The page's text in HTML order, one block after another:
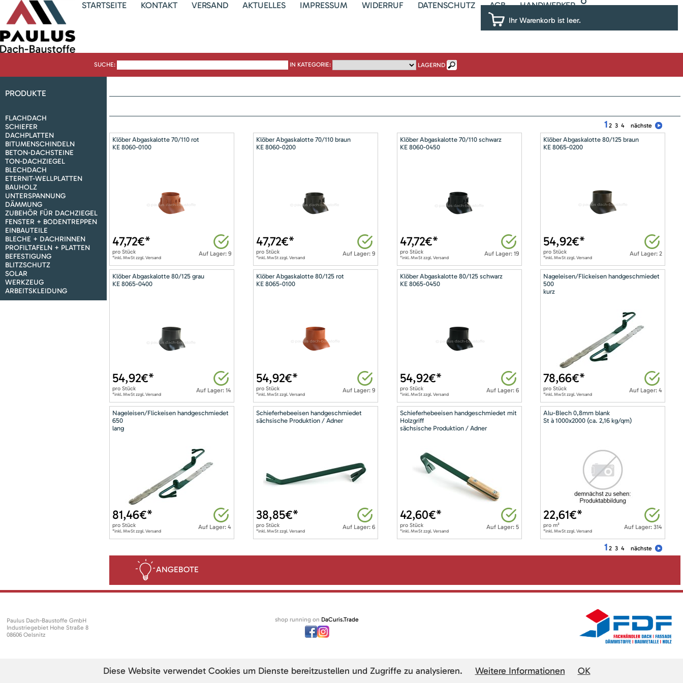
STARTSEITE KONTAKT VERSAND AKTUELLES IMPRESSUM WIDERRUF DATENSCHUTZ AGB HANDWERKER
Ihr Warenkorb ist leer.
SUCHE: IN KATEGORIE: LAGERND
PRODUKTE
FLACHDACH
SCHIEFER
DACHPLATTEN
BITUMENSCHINDELN
BETON-DACHSTEINE
TON-DACHZIEGEL
BLECHDACH
ETERNIT-WELLPLATTEN
BAUHOLZ
UNTERSPANNUNG
DÄMMUNG
ZUBEHÖR FÜR DACHZIEGEL
FENSTER + BODENTREPPEN
EINBAUTEILE
BLECHE + DACHRINNEN
PROFILTAFELN + PLATTEN
BEFESTIGUNG
BLITZSCHUTZ
SOLAR
WERKZEUG
ARBEITSKLEIDUNG
1 2 3 4 nächste
Klöber Abgaskalotte 70/110 rot
KE 8060-0100
Auf Lager: 9
47,72€*
pro Stück
*inkl. MwSt zzgl. Versand
Klöber Abgaskalotte 70/110 braun
KE 8060-0200
Auf Lager: 9
47,72€*
pro Stück
*inkl. MwSt zzgl. Versand
Klöber Abgaskalotte 70/110 schwarz
KE 8060-0450
Auf Lager: 19
47,72€*
pro Stück
*inkl. MwSt zzgl. Versand
Klöber Abgaskalotte 80/125 braun
KE 8065-0200
Auf Lager: 2
54,92€*
proStück
*inkl. MwSt zzgl. Versand
Klöber Abgaskalotte 80/125 grau
KE 8065-0400
Auf Lager: 14
54,92€*
pro Stück
*inkl. MwSt zzgl. Versand
Klöber Abgaskalotte 80/125 rot
KE 8065-0100
Auf Lager: 9
54,92€*
pro Stück
*inkl. MwSt zzgl. Versand
Klöber Abgaskalotte 80/125 schwarz
KE 8065-0450
Auf Lager: 6
54,92€*
pro Stück
*inkl. MwSt zzgl. Versand
Nageleisen/Flickeisen handgeschmiedet
500
kurz
Auf Lager: 4
78,66€*
proStück
*inkl. MwSt zzgl. Versand
Nageleisen/Flickeisen handgeschmiedet
650
lang
Auf Lager: 4
81,46€*
pro Stück
*inkl. MwSt zzgl. Versand
Schieferhebeeisen handgeschmiedet
sächsische Produktion / Adner
Auf Lager: 6
38,85€*
pro Stück
*inkl. MwSt zzgl. Versand
Schieferhebeeisen handgeschmiedet mit
Holzgriff
sächsische Produktion / Adner
Auf Lager: 5
42,60€*
pro Stück
*inkl. MwSt zzgl. Versand
Alu-Blech 0,8mm blank
St à 1000x2000 (ca. 2,16 kg/qm)
Auf Lager: 314
22,61€*
prom²
*inkl. MwSt zzgl. Versand
1 2 3 4 nächste
ANGEBOTE
Paulus Dach-Baustoffe GmbH
Industriegebiet Hohe Straße 8
08606 Oelsnitz
shop running on DaCuris.Trade
Diese Website verwendet Cookies um Dienste bereitzustellen und Zugriffe zu analysieren. Weitere Informationen OK